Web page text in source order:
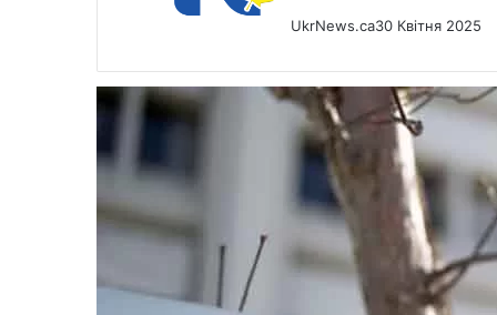
UkrNews.ca30 Квітня 2025